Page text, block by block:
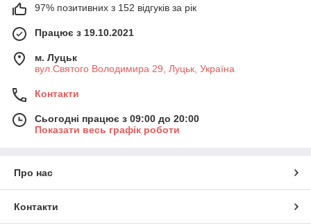
97% позитивних з 152 відгуків за рік
Працює з 19.10.2021
м. Луцьк
вул.Святого Володимира 29, Луцьк, Україна
Контакти
Сьогодні працює з 09:00 до 20:00
Показати весь графік роботи
Про нас
Контакти